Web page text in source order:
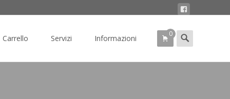
Carrello Servizi Informazioni 0
Search
for: